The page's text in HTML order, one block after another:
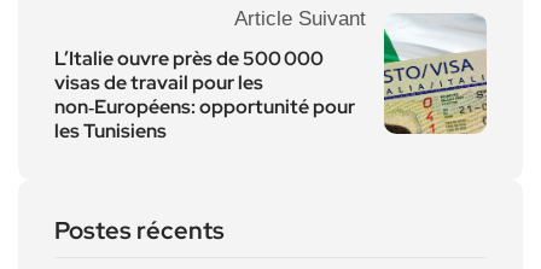
Article Suivant
L’Italie ouvre près de 500 000
visas de travail pour les
non‑Européens: opportunité pour
les Tunisiens
Postes récents